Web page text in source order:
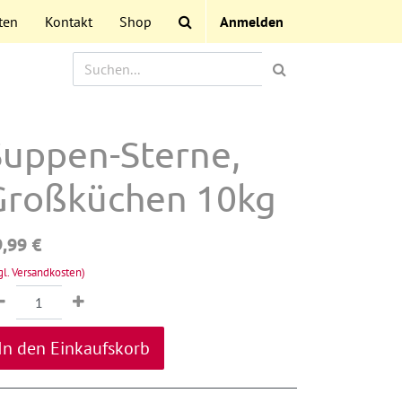
Kontakt Shop Anmelden
Sterne,
10kg
€
Versandkosten)
den Einkaufskorb